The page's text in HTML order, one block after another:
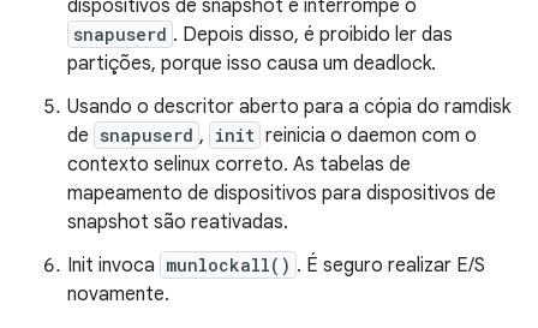
dispositivos de snapshot e interrompe o
snapuserd . Depois disso, é proibido ler das
partições, porque isso causa um deadlock.
Usando o descritor aberto para a cópia do ramdisk
de snapuserd , init reinicia o daemon com o
contexto selinux correto. As tabelas de
mapeamento de dispositivos para dispositivos de
snapshot são reativadas.
Init invoca munlockall() . É seguro realizar E/S
novamente.